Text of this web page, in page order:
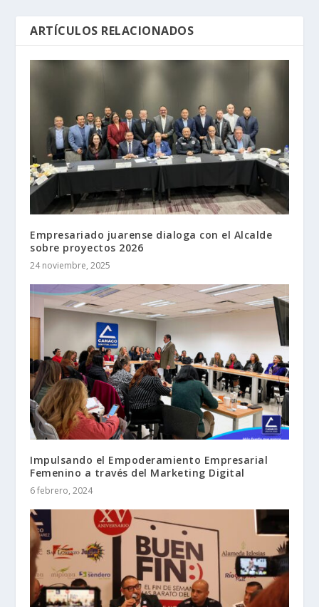
ARTÍCULOS RELACIONADOS
Empresariado juarense dialoga con el Alcalde
sobre proyectos 2026
24 noviembre, 2025
Impulsando el Empoderamiento Empresarial
Femenino a través del Marketing Digital
6 febrero, 2024